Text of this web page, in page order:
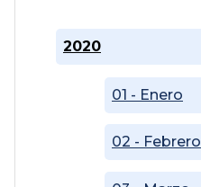
2020
01 - Enero
02 - Febrero